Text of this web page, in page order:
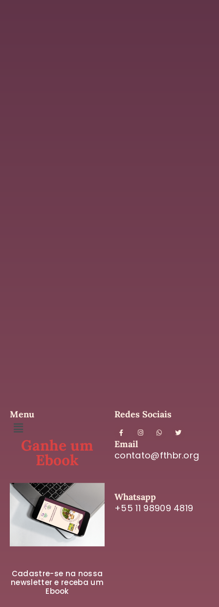
Menu
Ganhe um
Ebook
Cadastre-se na nossa
newsletter e receba um
Ebook
Redes Sociais
Email
contato@fthbr.org
Whatsapp
+55 11 98909 4819